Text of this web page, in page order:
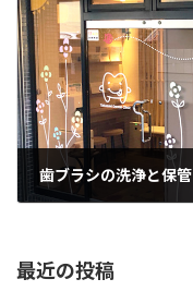
歯ブラシの洗浄と保管
最近の投稿